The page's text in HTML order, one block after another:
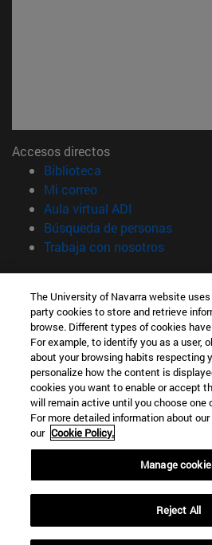
Accesos directos
Biblioteca
Mi correo(abre en nueva
Aula virtual ADI
Búsqueda de personas(abre
Trabaja con nosotros(abre en
Información
TFNO +34 948 42 56 00
¿QUÉ GRADO TE INTERESA?
¿QUÉ MÁSTER TE INTERESA?
© Universidad de Navarra
Información legal
Accesibilidad
Configuración de cookies
The University of Navarra website
party cookies to store and retrieve
browse. Different types of cookies
For example, to identify you as a user,
about your browsing habits respecting
personalize how the content is
cookies you want to enable or accept
will remain active until you choose one
For more detailed information about
our Cookie Policy.
Manage
Reject All